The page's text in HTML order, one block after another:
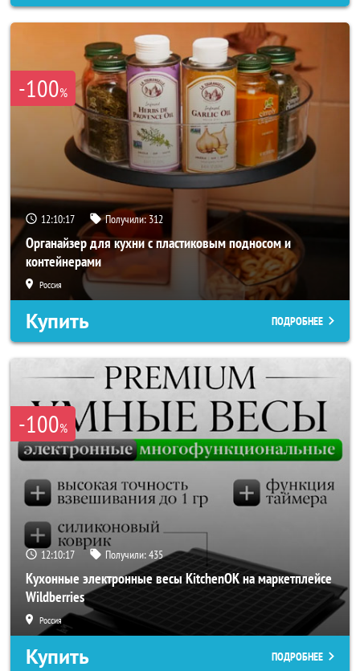
-100%
12:10:16 Получили:312
Органайзер для кухни с пластиковым подносом и
контейнерами
Россия
Купить ПОДРОБНЕЕ
-100%
12:10:16 Получили:435
Кухонные электронные весы KitchenOK на маркетплейсе
Wildberries
Россия
Купить ПОДРОБНЕЕ